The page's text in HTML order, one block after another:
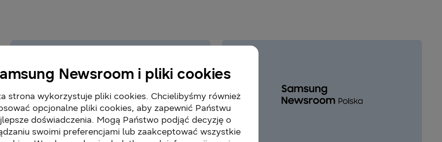
Newsroom i pliki cookies
strona wykorzystuje pliki cookies. Chcielibyśmy również
opcjonalne pliki cookies, aby zapewnić Państwu
doświadczenia. Mogą Państwo podjąć decyzję o
swoimi preferencjami lub zaakceptować wszystkie